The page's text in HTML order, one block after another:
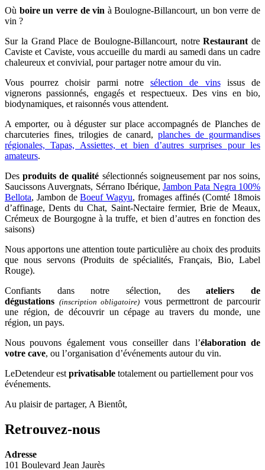
Où boire un verre de vin à Boulogne-Billancourt, un bon verre de
vin ?
Sur la Grand Place de Boulogne-Billancourt, notreRestaurant de
Caviste et Caviste, vous accueille du mardi au samedi dans un cadre
chaleureux et convivial, pour partager notre amour du vin.
Vous pourrez choisir parmi notresélection de vinsissus de
vignerons passionnés, engagés et respectueux. Des vins en bio,
biodynamiques, et raisonnés vous attendent.
A emporter, ou à déguster sur place accompagnés de Planches de
charcuteries fines, trilogies de canard,planches de gourmandises
régionales, Tapas, Assiettes, et bien d’autres surprises pour les
amateurs.
Desproduits de qualité sélectionnés soigneusement par nos soins,
Saucissons Auvergnats, Sérrano Ibérique,Jambon Pata Negra 100%
Bellota, Jambon deBoeuf Wagyu, fromages affinés (Comté 18mois
d’affinage, Dents du Chat, Saint-Nectaire fermier, Brie de Meaux,
Crémeux de Bourgogne à la truffe, et bien d’autres en fonction des
saisons)
Nous apportons une attention toute particulière au choix des produits
que nous servons (Produits de spécialités, Français, Bio, Label
Rouge).
Confiants dans notre sélection, desateliers de
dégustations (inscription obligatoire) vous permettront de parcourir
une région, de découvrir un cépage au travers du monde, une
région, un pays.
Nous pouvons également vous conseiller dans l’élaboration de
votre cave, ou l’organisation d’événements autour du vin.
LeDetendeur est privatisable totalement ou partiellement pour vos
événements.
Au plaisir de partager, A Bientôt,
Retrouvez-nous
Adresse
101 Boulevard Jean Jaurès